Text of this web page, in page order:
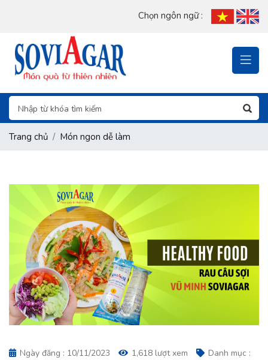
Chọn ngôn ngữ :
Trang chủ Món ngon dễ làm
Ngày đăng : 10/11/2023 1,618 lượt xem
Danh mục :